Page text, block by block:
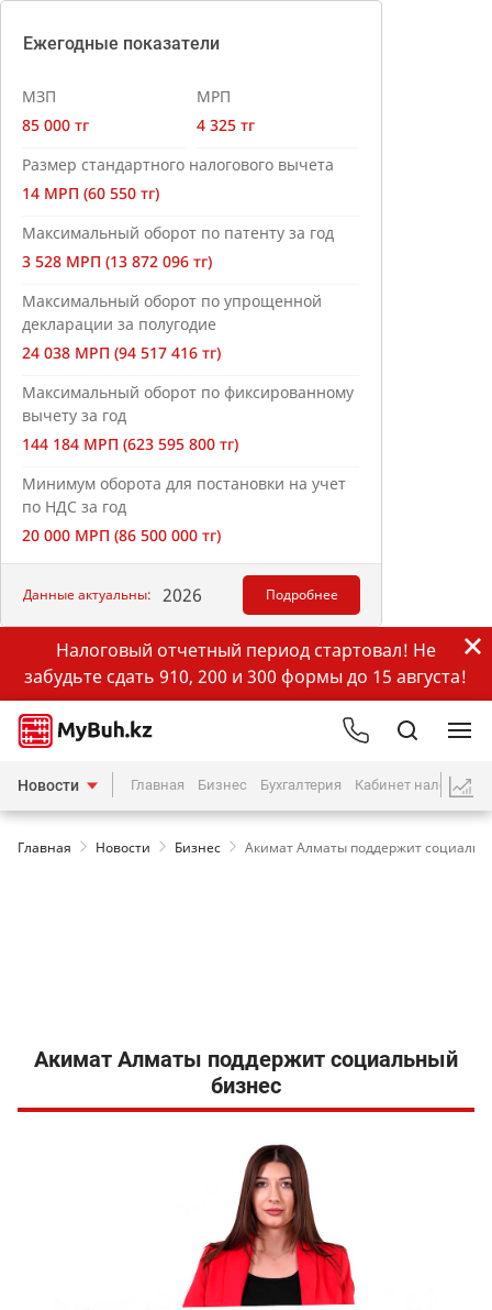
Ежегодные показатели
МЗП
85 000 тг
МРП
4 325 тг
Размер стандартного налогового вычета
14 МРП (60 550 тг)
Максимальный оборот по патенту за год
3 528 МРП (13 872 096 тг)
Максимальный оборот по упрощенной
декларации за полугодие
24 038 МРП (94 517 416 тг)
Максимальный оборот по фиксированному
вычету за год
144 184 МРП (623 595 800 тг)
Минимум оборота для постановки на учет
по НДС за год
20 000 МРП (86 500 000 тг)
Данные актуальны: 2026 Подробнее
Налоговый отчетный период стартовал! Не
забудьте сдать 910, 200 и 300 формы до 15 августа!
Новости Главная Бизнес Бухгалтерия Кабинет
Главная Новости Бизнес Акимат Алматы поддержит
Акимат Алматы поддержит социальный
бизнес